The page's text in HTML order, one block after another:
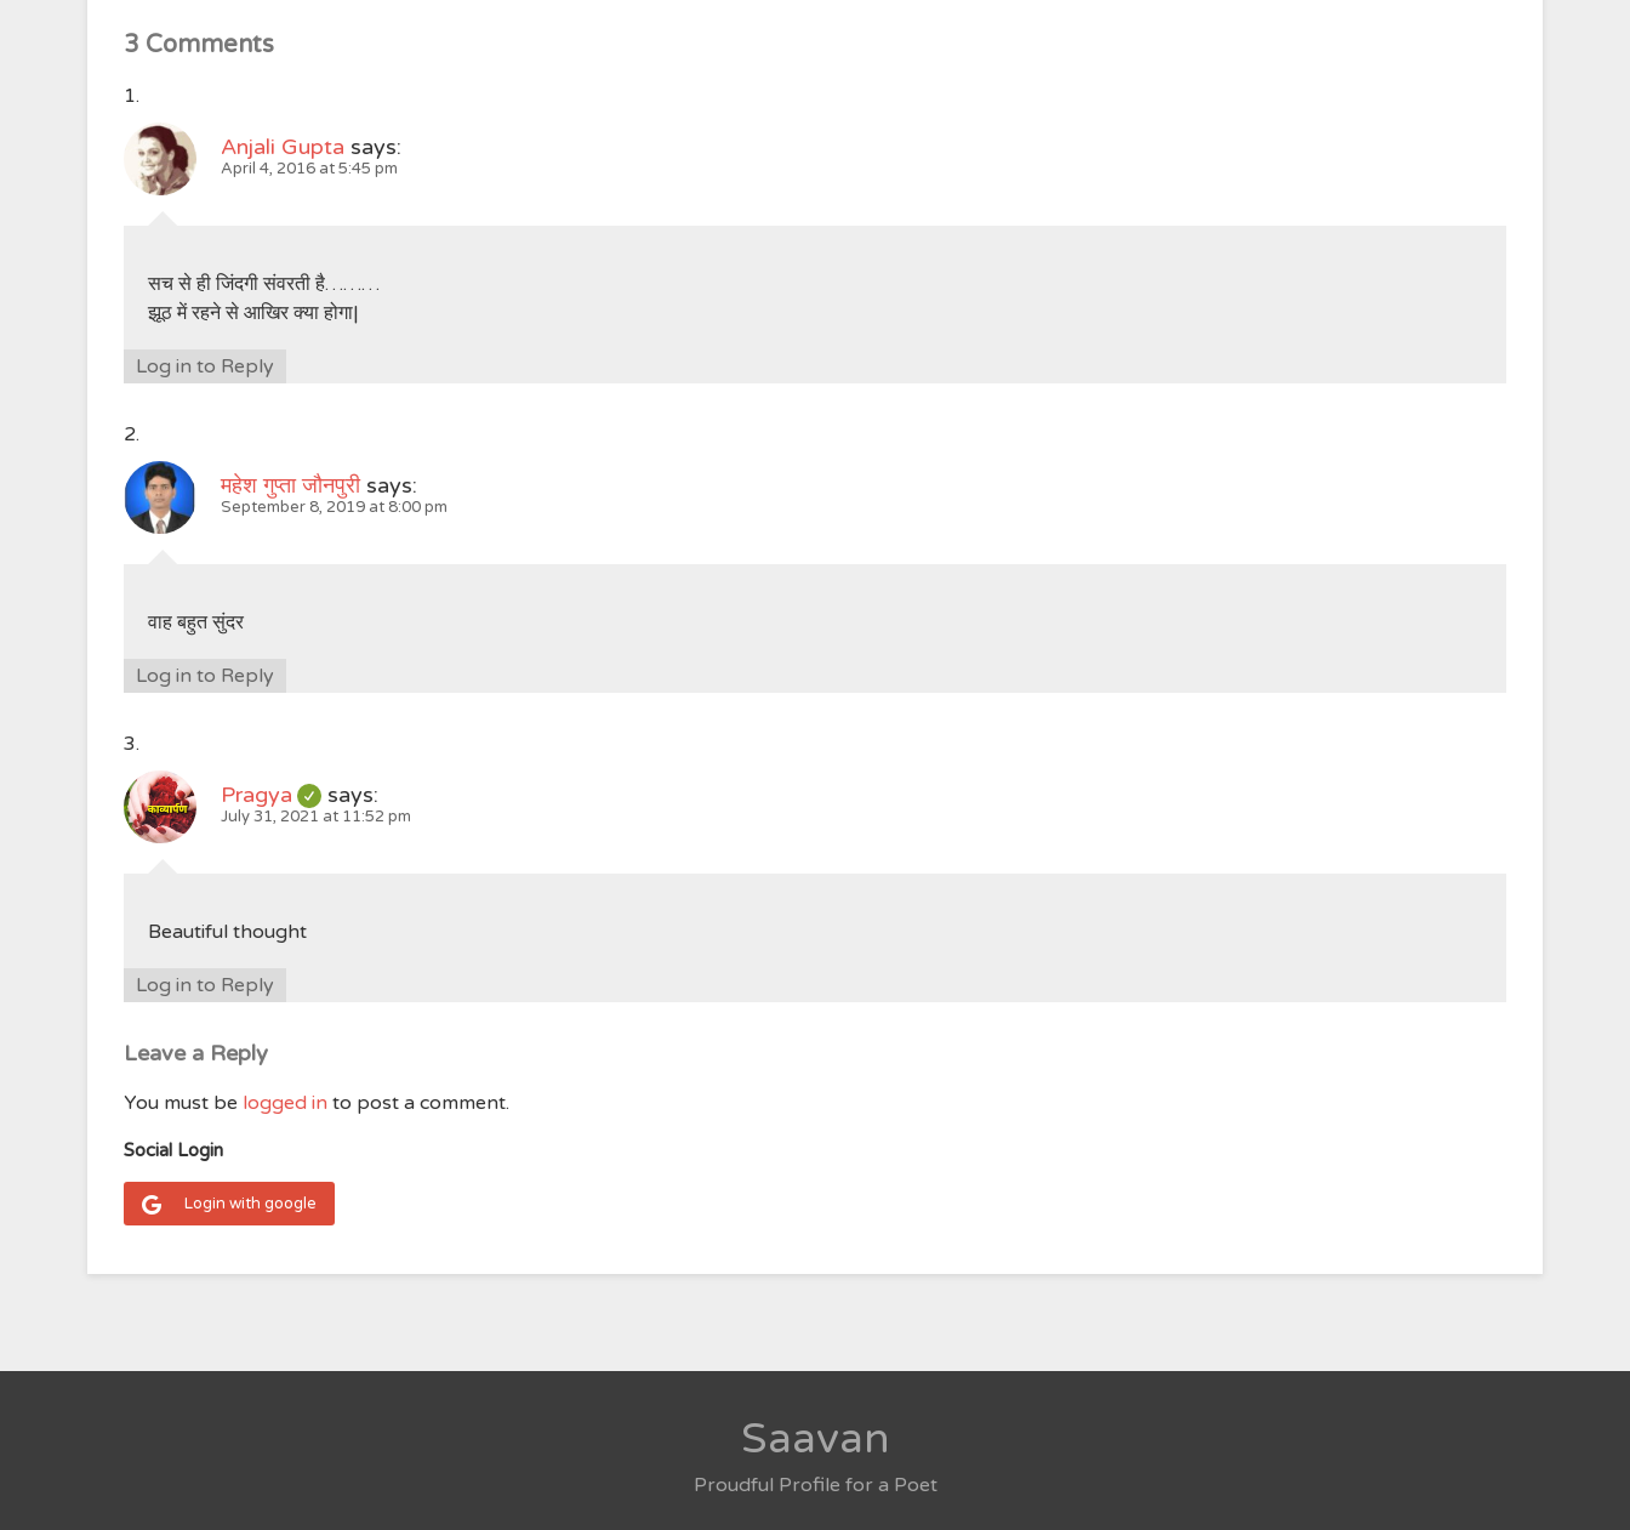
3 Comments
Anjali Gupta says:
April 4, 2016 at 5:45 pm
सच से ही जिंदगी संवरती है………
झूठ में रहने से आखिर क्या होगा|
Log in to Reply
महेश गुप्ता जौनपुरी says:
September 8, 2019 at 8:00 pm
वाह बहुत सुंदर
Log in to Reply
Pragya says:
July 31, 2021 at 11:52 pm
Beautiful thought
Log in to Reply
Leave a Reply
You must be logged in to post a comment.
Social Login
Login with google
Saavan
Proudful Profile for a Poet